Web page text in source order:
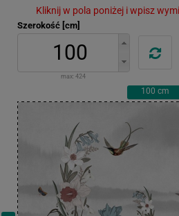
Kliknij w pola poniżej i wpisz
Szerokość [cm]
max: 424
100 cm